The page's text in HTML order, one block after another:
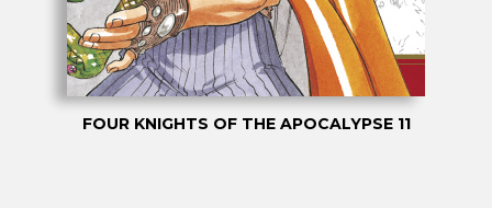
FOUR KNIGHTS OF THE APOCALYPSE 11